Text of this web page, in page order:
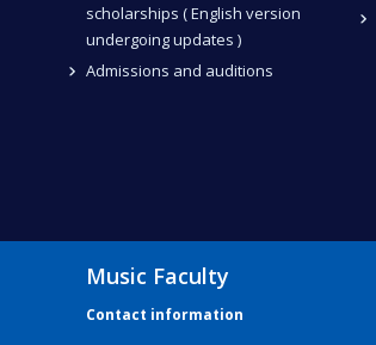
scholarships ( English version
undergoing updates )
Admissions and auditions
Music Faculty
Contact information